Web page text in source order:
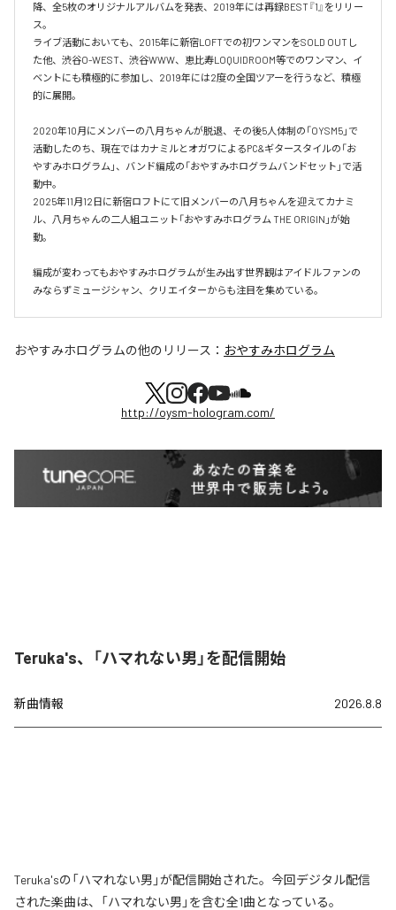
降、全5枚のオリジナルアルバムを発表、2019年には再録BEST『1』をリリー
ス。
ライブ活動においても、2015年に新宿LOFTでの初ワンマンをSOLD OUTし
た他、渋⾕O-WEST、渋⾕WWW、恵⽐寿LOQUIDROOM等でのワンマン、イ
ベントにも積極的に参加し、2019年には2度の全国ツアーを⾏うなど、積極
的に展開。
2020年10月にメンバーの八月ちゃんが脱退、その後5人体制の「OYSM5」で
活動したのち、現在ではカナミルとオガワによるPC&ギタースタイルの「お
やすみホログラム」、バンド編成の「おやすみホログラムバンドセット」で活
動中。
2025年11月12日に新宿ロフトにて旧メンバーの八月ちゃんを迎えてカナミ
ル、八月ちゃんの二人組ユニット「おやすみホログラム THE ORIGIN」が始
動。
編成が変わってもおやすみホログラムが⽣み出す世界観はアイドルファンの
おやすみホログラムの他のリリース： おやすみホログラム
http://oysm-hologram.com/
Teruka's、「ハマれない男」を配信開始
新曲情報 2026.8.8
Teruka'sの「ハマれない男」が配信開始された。今回デジタル配信
された楽曲は、「ハマれない男」を含む全1曲となっている。